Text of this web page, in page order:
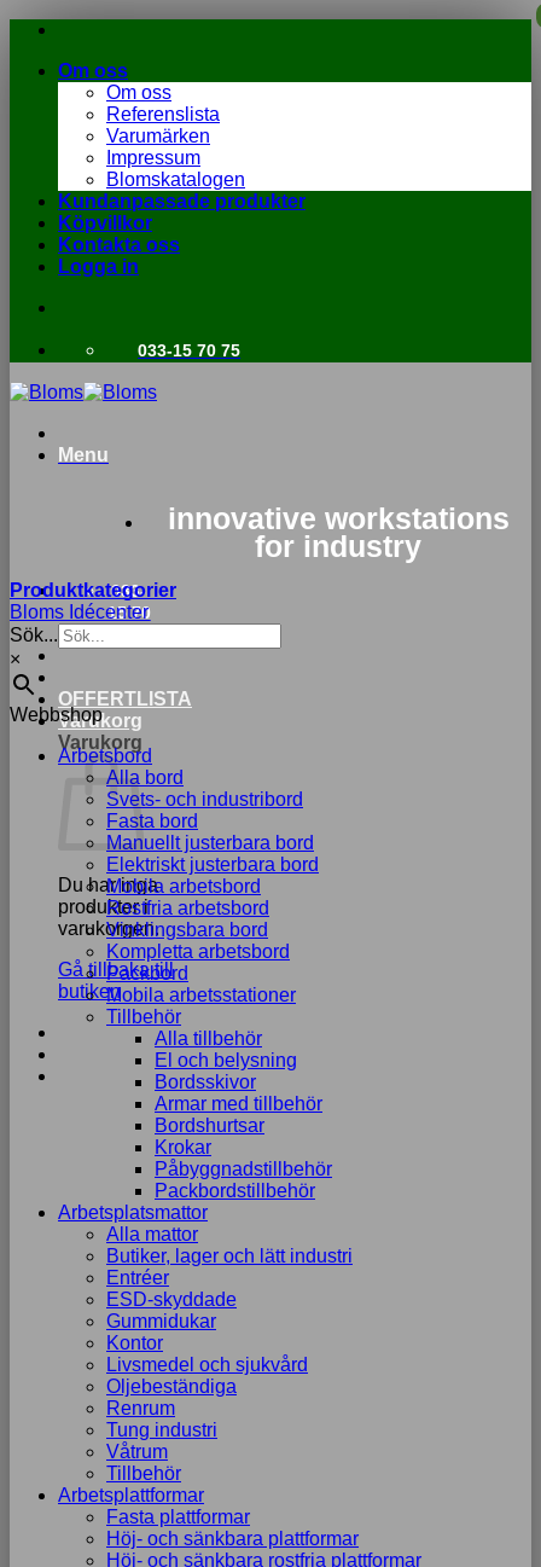
Skip
contentOm oss
Om oss
Referenslista
Varumärken
Impressum
Blomskatalogen
Kundanpassade produkter
Köpvillkor
Kontakta oss
Logga in
033-15 70 75
Menu
innovative workstations
for industry
033-
15 70
OFFERTLISTA
Varukorg
Varukorg
Du har inga
produkter i
varukorgen.
Gå tillbaka till
butiken
Produktkategorier
Bloms Idécenter
Sök...
×
Webbshop
Arbetsbord
Alla bord
Svets- och industribord
Fasta bord
Manuellt justerbara bord
Elektriskt justerbara bord
Mobila arbetsbord
Rostfria arbetsbord
Vinklingsbara bord
Kompletta arbetsbord
Packbord
Mobila arbetsstationer
Tillbehör
Alla tillbehör
El och belysning
Bordsskivor
Armar med tillbehör
Bordshurtsar
Krokar
Påbyggnadstillbehör
Packbordstillbehör
Arbetsplatsmattor
Alla mattor
Butiker, lager och lätt industri
Entréer
ESD-skyddade
Gummidukar
Kontor
Livsmedel och sjukvård
Oljebeständiga
Renrum
Tung industri
Våtrum
Tillbehör
Arbetsplattformar
Fasta plattformar
Höj- och sänkbara plattformar
Höj- och sänkbara rostfria plattformar